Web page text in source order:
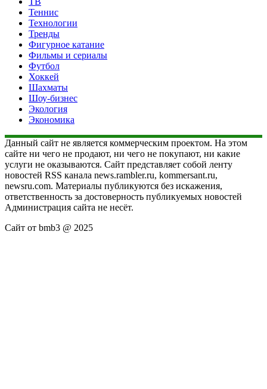
Теннис
Технологии
Тренды
Фигурное катание
Фильмы и сериалы
Футбол
Хоккей
Шахматы
Шоу-бизнес
Экология
Экономика
Данный сайт не является коммерческим проектом. На этом
сайте ни чего не продают, ни чего не покупают, ни какие
услуги не оказываются. Сайт представляет собой ленту
новостей RSS канала news.rambler.ru, kommersant.ru,
newsru.com. Материалы публикуются без искажения,
ответственность за достоверность публикуемых новостей
Администрация сайта не несёт.
Сайт от bmb3 @ 2025